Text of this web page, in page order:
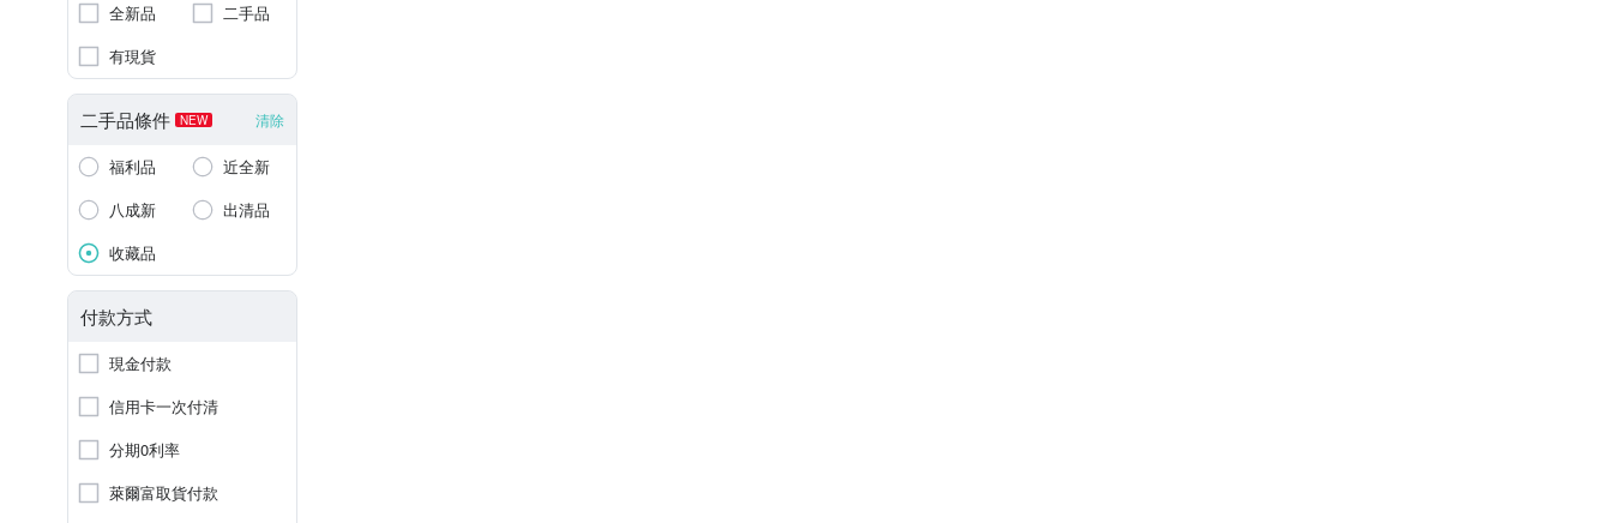
全新品
二手品
有現貨
二手品條件 NEW 清除
福利品
近全新
八成新
出清品
收藏品
付款方式
現金付款
信用卡一次付清
分期0利率
萊爾富取貨付款